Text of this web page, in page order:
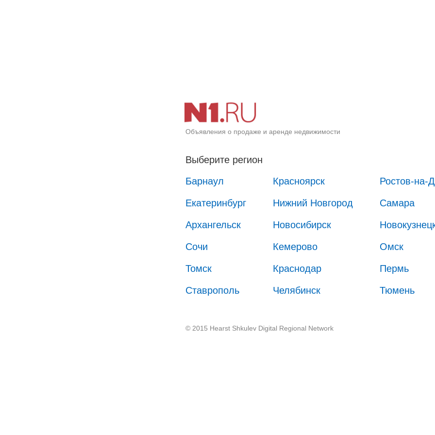
Объявления о продаже и аренде недвижимости
Выберите регион
Барнаул
Красноярск Ростов-на-
Екатеринбург Нижний Новгород Самара
Архангельск Новосибирск
Сочи Кемерово Омск
Томск Краснодар Пермь
Ставрополь Челябинск Тюмень
© 2015 Hearst Shkulev Digital Regional Network